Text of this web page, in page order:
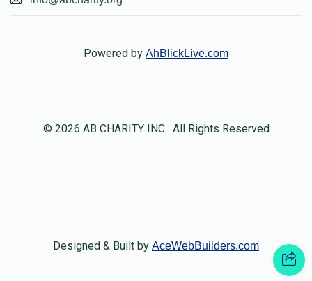
Powered by AhBlickLive.com
© 2026 AB CHARITY INC . All Rights Reserved
Designed & Built by AceWebBuilders.com